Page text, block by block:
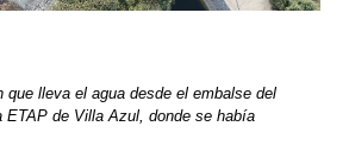
que lleva el agua desde el embalse del
ETAP de Villa Azul, donde se había